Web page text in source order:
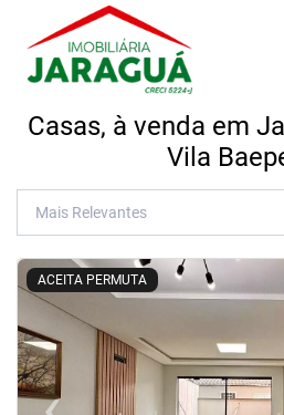
Casas, à venda em
Vila
ACEITA PERMUTA
< <<<